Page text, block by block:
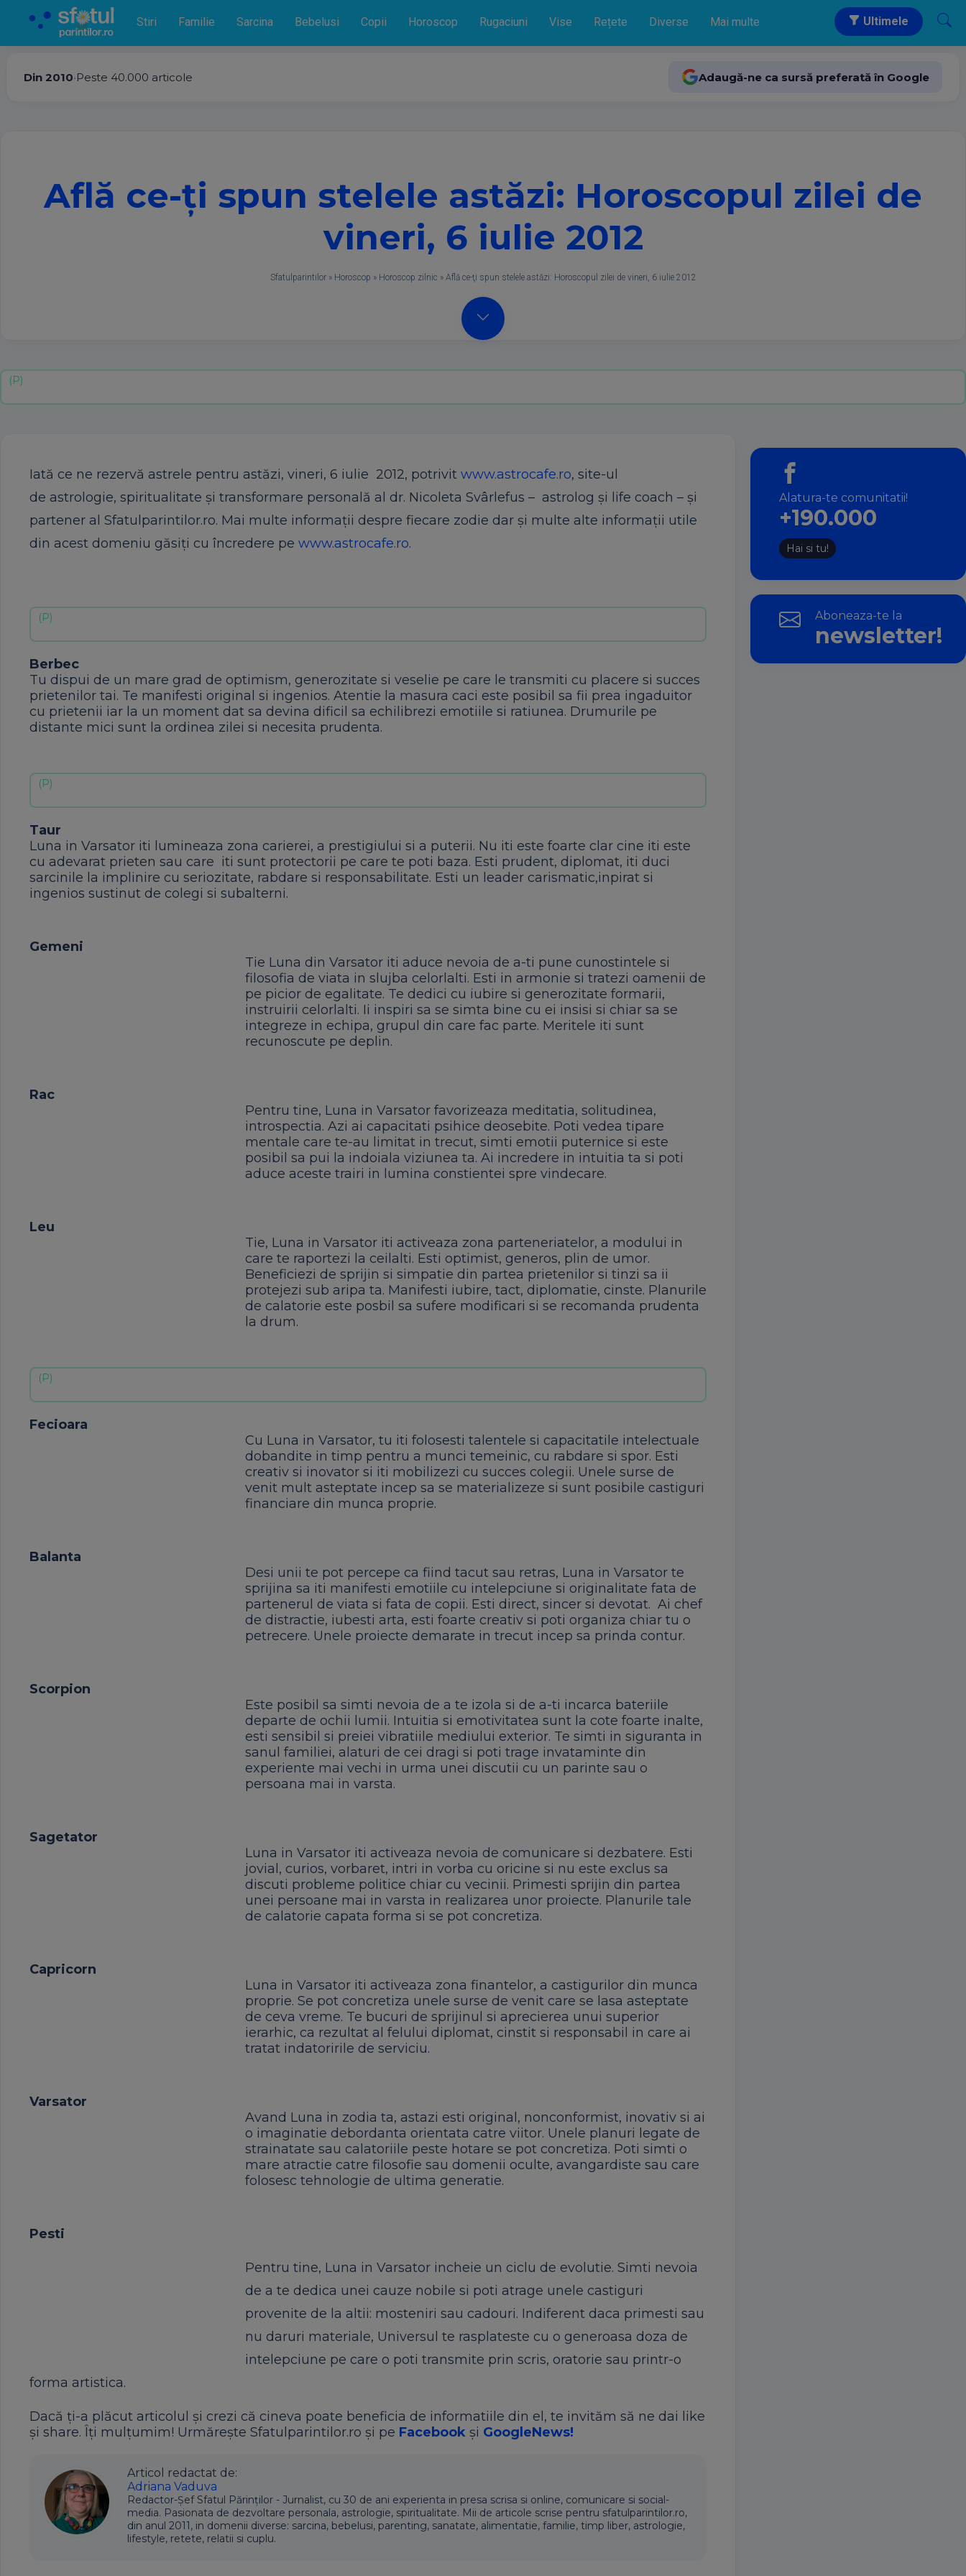
Stiri Familie Sarcina Bebelusi Copii Horoscop Rugaciuni Vise Rețete Diverse Mai multe Ultimele
Din 2010•Peste 40.000 articole Adaugă-ne ca sursă preferată în Google
Află ce-ţi spun stelele astăzi: Horoscopul zilei de
vineri, 6 iulie 2012
Sfatulparintilor» Horoscop » Horoscop zilnic » Află ce-ţi spun stelele astăzi: Horoscopul zilei de vineri, 6 iulie 2012
Iată ce ne rezervă astrele pentru astăzi, vineri, 6 iulie 2012, potrivit www.astrocafe.ro, site-ul
de astrologie, spiritualitate şi transformare personală al dr. Nicoleta Svârlefus – astrolog şi life coach – şi
partener al Sfatulparintilor.ro. Mai multe informaţii despre fiecare zodie dar şi multe alte informaţii utile
din acest domeniu găsiţi cu încredere pe www.astrocafe.ro.
Berbec
Tu dispui de un mare grad de optimism, generozitate si veselie pe care le transmiti cu placere si succes
prietenilor tai. Te manifesti original si ingenios. Atentie la masura caci este posibil sa fii prea ingaduitor
cu prietenii iar la un moment dat sa devina dificil sa echilibrezi emotiile si ratiunea. Drumurile pe
distante mici sunt la ordinea zilei si necesita prudenta.
Taur
Luna in Varsator iti lumineaza zona carierei, a prestigiului si a puterii. Nu iti este foarte clar cine iti este
cu adevarat prieten sau care iti sunt protectorii pe care te poti baza. Esti prudent, diplomat, iti duci
sarcinile la implinire cu seriozitate, rabdare si responsabilitate. Esti un leader carismatic,inpirat si
ingenios sustinut de colegi si subalterni.
Gemeni
Tie Luna din Varsator iti aduce nevoia de a-ti pune cunostintele si
filosofia de viata in slujba celorlalti. Esti in armonie si tratezi oamenii de
pe picior de egalitate. Te dedici cu iubire si generozitate formarii,
instruirii celorlalti. Ii inspiri sa se simta bine cu ei insisi si chiar sa se
integreze in echipa, grupul din care fac parte. Meritele iti sunt
recunoscute pe deplin.
Rac
Pentru tine, Luna in Varsator favorizeaza meditatia, solitudinea,
introspectia. Azi ai capacitati psihice deosebite. Poti vedea tipare
mentale care te-au limitat in trecut, simti emotii puternice si este
posibil sa pui la indoiala viziunea ta. Ai incredere in intuitia ta si poti
aduce aceste trairi in lumina constientei spre vindecare.
Leu
Tie, Luna in Varsator iti activeaza zona parteneriatelor, a modului in
care te raportezi la ceilalti. Esti optimist, generos, plin de umor.
Beneficiezi de sprijin si simpatie din partea prietenilor si tinzi sa ii
protejezi sub aripa ta. Manifesti iubire, tact, diplomatie, cinste. Planurile
de calatorie este posbil sa sufere modificari si se recomanda prudenta
la drum.
Fecioara
Cu Luna in Varsator, tu iti folosesti talentele si capacitatile intelectuale
dobandite in timp pentru a munci temeinic, cu rabdare si spor. Esti
creativ si inovator si iti mobilizezi cu succes colegii. Unele surse de
venit mult asteptate incep sa se materializeze si sunt posibile castiguri
financiare din munca proprie.
Balanta
Desi unii te pot percepe ca fiind tacut sau retras, Luna in Varsator te
sprijina sa iti manifesti emotiile cu intelepciune si originalitate fata de
partenerul de viata si fata de copii. Esti direct, sincer si devotat. Ai chef
de distractie, iubesti arta, esti foarte creativ si poti organiza chiar tu o
petrecere. Unele proiecte demarate in trecut incep sa prinda contur.
Scorpion
Este posibil sa simti nevoia de a te izola si de a-ti incarca bateriile
departe de ochii lumii. Intuitia si emotivitatea sunt la cote foarte inalte,
esti sensibil si preiei vibratiile mediului exterior. Te simti in siguranta in
sanul familiei, alaturi de cei dragi si poti trage invataminte din
experiente mai vechi in urma unei discutii cu un parinte sau o
persoana mai in varsta.
Sagetator
Luna in Varsator iti activeaza nevoia de comunicare si dezbatere. Esti
jovial, curios, vorbaret, intri in vorba cu oricine si nu este exclus sa
discuti probleme politice chiar cu vecinii. Primesti sprijin din partea
unei persoane mai in varsta in realizarea unor proiecte. Planurile tale
de calatorie capata forma si se pot concretiza.
Capricorn
Luna in Varsator iti activeaza zona finantelor, a castigurilor din munca
proprie. Se pot concretiza unele surse de venit care se lasa asteptate
de ceva vreme. Te bucuri de sprijinul si aprecierea unui superior
ierarhic, ca rezultat al felului diplomat, cinstit si responsabil in care ai
tratat indatoririle de serviciu.
Varsator
Avand Luna in zodia ta, astazi esti original, nonconformist, inovativ si ai
o imaginatie debordanta orientata catre viitor. Unele planuri legate de
strainatate sau calatoriile peste hotare se pot concretiza. Poti simti o
mare atractie catre filosofie sau domenii oculte, avangardiste sau care
folosesc tehnologie de ultima generatie.
Pesti
Pentru tine, Luna in Varsator incheie un ciclu de evolutie. Simti nevoia
de a te dedica unei cauze nobile si poti atrage unele castiguri
provenite de la altii: mosteniri sau cadouri. Indiferent daca primesti sau
nu daruri materiale, Universul te rasplateste cu o generoasa doza de
intelepciune pe care o poti transmite prin scris, oratorie sau printr-o
forma artistica.
Dacă ți-a plăcut articolul și crezi că cineva poate beneficia de informatiile din el, te invităm să ne dai like
și share. Îți mulțumim! Urmărește Sfatulparintilor.ro și pe Facebook și GoogleNews!
Articol redactat de:
Adriana Vaduva
Redactor-Șef Sfatul Părinților - Jurnalist, cu 30 de ani experienta in presa scrisa si online, comunicare si social-
media. Pasionata de dezvoltare personala, astrologie, spiritualitate. Mii de articole scrise pentru sfatulparintilor.ro,
din anul 2011, in domenii diverse: sarcina, bebelusi, parenting, sanatate, alimentatie, familie, timp liber, astrologie,
lifestyle, retete, relatii si cuplu.
Alatura-te comunitatii!
+190.000
Hai si tu!
Aboneaza-te la
newsletter!